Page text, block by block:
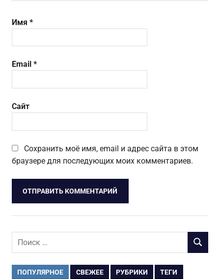
Имя *
Email *
Сайт
Сохранить моё имя, email и адрес сайта в этом
браузере для последующих моих комментариев.
Поиск
ПОИСК
ПОПУЛЯРНОЕ СВЕЖЕЕ РУБРИКИ ТЕГИ